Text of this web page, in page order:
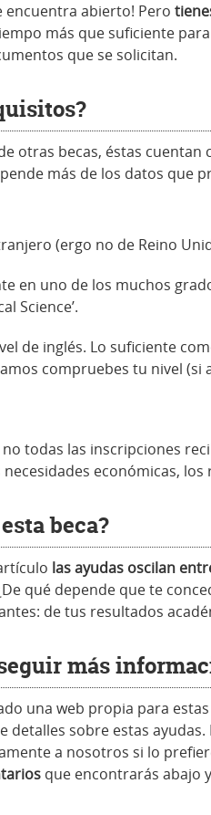
encuentra abierto! Pero
más que suficiente
que se solicitan.
otras becas, éstas cuentan
más de los datos que
(ergo no de Reino
en uno de los muchos
Science’.
de inglés. Lo suficiente
compruebes tu nivel (si
todas las inscripciones
económicas, los
beca?
las ayudas oscilan
qué depende que te
de tus resultados
más
una web propia para
sobre estas
a nosotros si lo
que encontrarás abajo